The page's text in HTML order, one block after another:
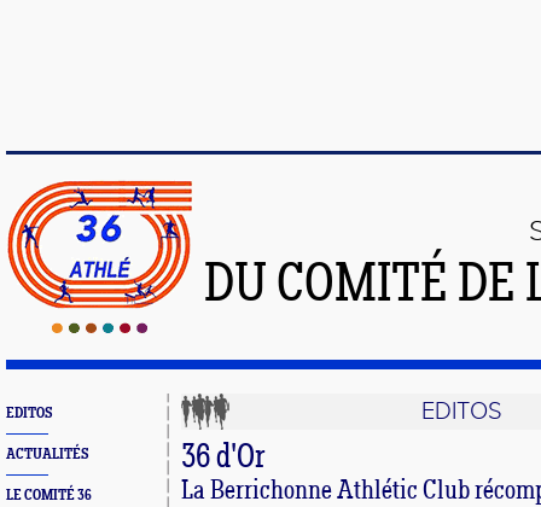
DU COMITÉ
EDITOS
ACTUALITÉS
LE COMITÉ 36
EDITOS
36 d'Or
La Berrichonne Athlétic Club